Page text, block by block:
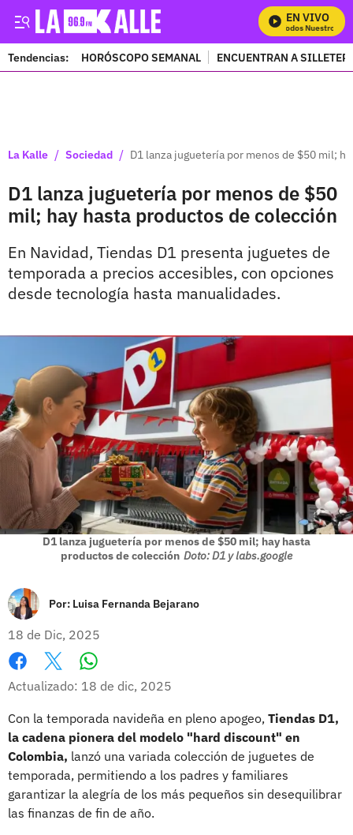
EN VIVO
Mira Todos Nuestros
Tendencias: HORÓSCOPO SEMANAL ENCUENTRAN A
La Kalle / Sociedad / D1 lanza juguetería por menos de $50 mil;
D1 lanza juguetería por menos de $50
mil; hay hasta productos de colección
En Navidad, Tiendas D1 presenta juguetes de
temporada a precios accesibles, con opciones
desde tecnología hasta manualidades.
D1 lanza juguetería por menos de $50 mil; hay hasta
productos de colección Doto: D1 y labs.google
Por: Luisa Fernanda Bejarano
18 de Dic, 2025
Facebook
X
Actualizado: 18 de dic, 2025
Con la temporada navideña en pleno apogeo, Tiendas D1,
la cadena pionera del modelo "hard discount" en
Colombia, lanzó una variada colección de juguetes de
temporada, permitiendo a los padres y familiares
garantizar la alegría de los más pequeños sin desequilibrar
las finanzas de fin de año.